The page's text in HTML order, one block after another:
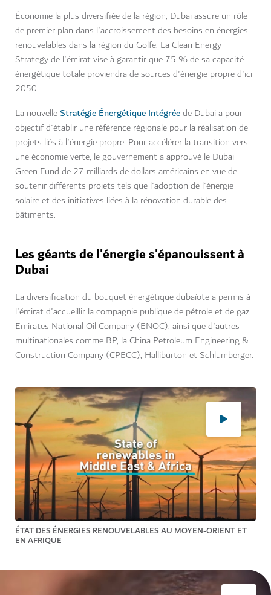
Économie la plus diversifiée de la région, Dubai assure un rôle
de premier plan dans l'accroissement des besoins en énergies
renouvelables dans la région du Golfe. La Clean Energy
Strategy de l'émirat vise à garantir que 75 % de sa capacité
énergétique totale proviendra de sources d'énergie propre d'ici
2050.
La nouvelleStratégie Énergétique Intégréede Dubai a pour
objectif d'établir une référence régionale pour la réalisation de
projets liés à l'énergie propre. Pour accélérer la transition vers
une économie verte, le gouvernement a approuvé le Dubai
Green Fund de 27 milliards de dollars américains en vue de
soutenir différents projets tels que l'adoption de l'énergie
solaire et des initiatives liées à la rénovation durable des
bâtiments.
Les géants de l'énergie s'épanouissent à
Dubai
La diversification du bouquet énergétique dubaïote a permis à
l'émirat d'accueillir la compagnie publique de pétrole et de gaz
Emirates National Oil Company (ENOC), ainsi que d'autres
multinationales comme BP, la China Petroleum Engineering &
Construction Company (CPECC), Halliburton et Schlumberger.
ÉTAT DES ÉNERGIES RENOUVELABLES AU MOYEN-ORIENT ET
EN AFRIQUE